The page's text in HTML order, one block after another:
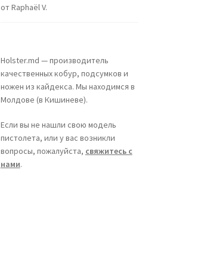
Оценка5из
от Raphaël V.
Holster.md — производитель
качественных кобур, подсумков и
ножен из кайдекса. Мы находимся в
Молдове (в Кишиневе).
Если вы не нашли свою модель
пистолета, или у вас возникли
вопросы, пожалуйста, свяжитесь с
нами.